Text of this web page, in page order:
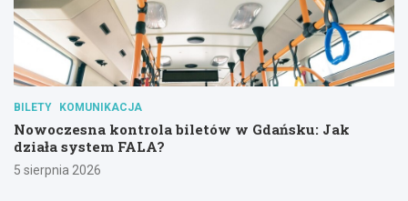
BILETY KOMUNIKACJA
Nowoczesna kontrola biletów w Gdańsku: Jak
działa system FALA?
5 sierpnia 2026